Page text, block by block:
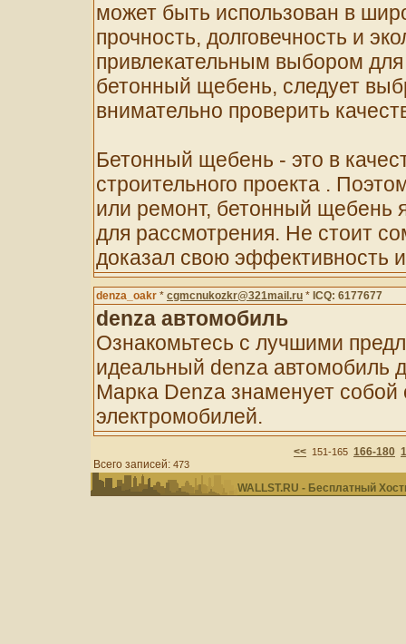
может быть использован в
прочность, долговечность и
привлекательным выбором для
бетонный щебень, следует
внимательно проверить
Бетонный щебень - это в
строительного проекта .
или ремонт, бетонный щебень
для рассмотрения. Не стоит
доказал свою эффективность
denza_oakr * cgmcnukozkr@321mail.ru * ICQ: 6177677
denza автомобиль
Ознакомьтесь с лучшими
идеальный denza автомобиль
Марка Denza знаменует собой
электромобилей.
<< 151-165 166-180
Всего записей: 473
WALLST.RU - Бесплатный